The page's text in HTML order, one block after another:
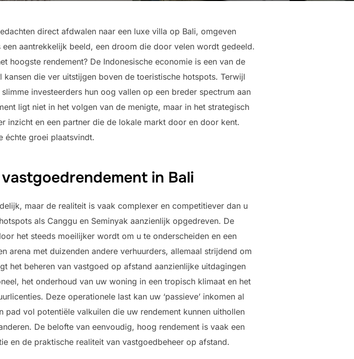
direct afdwalen naar een luxe villa op Bali, omgeven
aantrekkelijk beeld, een droom die door velen wordt gedeeld.
hoogste rendement? De Indonesische economie is een van de
die ver uitstijgen boven de toeristische hotspots. Terwijl
investeerders hun oog vallen op een breder spectrum aan
ligt niet in het volgen van de menigte, maar in het strategisch
inzicht en een partner die de lokale markt door en door kent.
échte groei plaatsvindt.
in Bali
maar de realiteit is vaak complexer en competitiever dan u
als Canggu en Seminyak aanzienlijk opgedreven. De
het steeds moeilijker wordt om u te onderscheiden en een
arena met duizenden andere verhuurders, allemaal strijdend om
het beheren van vastgoed op afstand aanzienlijke uitdagingen
het onderhoud van uw woning in een tropisch klimaat en het
Deze operationele last kan uw ‘passieve’ inkomen al
vol potentiële valkuilen die uw rendement kunnen uithollen
De belofte van eenvoudig, hoog rendement is vaak een
en de praktische realiteit van vastgoedbeheer op afstand.